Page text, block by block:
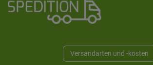
Versandarten und -kosten